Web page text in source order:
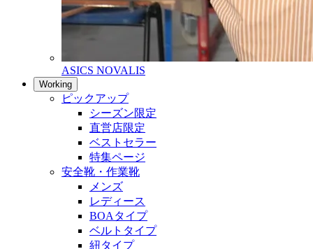
ASICS NOVALIS
Working
ピックアップ
シーズン限定
直営店限定
ベストセラー
特集ページ
安全靴・作業靴
メンズ
レディース
BOAタイプ
ベルトタイプ
紐タイプ